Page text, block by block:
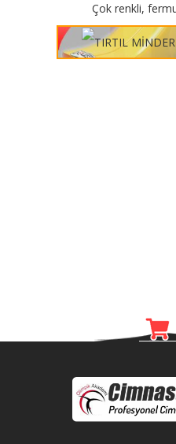
Çok renkli,